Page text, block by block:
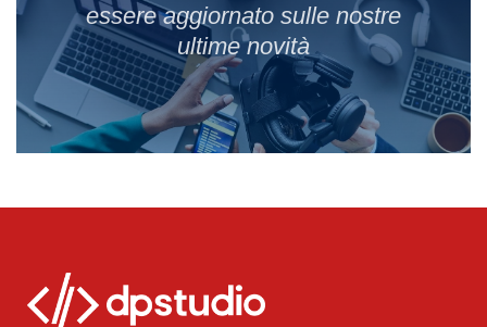
essere aggiornato sulle nostre
ultime novità